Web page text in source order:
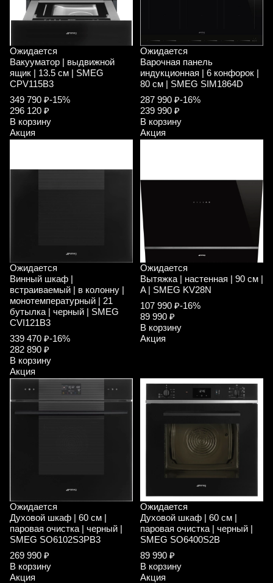
Ожидается
Вакууматор | выдвижной
ящик | 13.5 см | SMEG
CPV115B3
349 790 ₽-15%
296 120 ₽
В корзину
Акция
Ожидается
Варочная панель
индукционная | 6 конфорок |
80 см | SMEG SIM1864D
287 990 ₽-16%
239 990 ₽
В корзину
Акция
Ожидается
Винный шкаф |
встраиваемый | в колонну |
монотемпературный | 21
бутылка | черный | SMEG
CVI121B3
339 470 ₽-16%
282 890 ₽
В корзину
Акция
Ожидается
Вытяжка | настенная | 90 см |
A | SMEG KV28N
107 990 ₽-16%
89 990 ₽
В корзину
Акция
Ожидается
Духовой шкаф | 60 см |
паровая очистка | черный |
SMEG SO6102S3PB3
269 990 ₽
В корзину
Акция
Ожидается
Духовой шкаф | 60 см |
паровая очистка | черный |
SMEG SO6400S2B
89 990 ₽
В корзину
Акция